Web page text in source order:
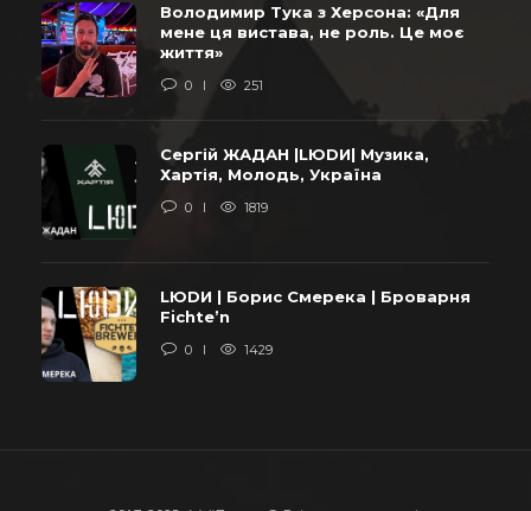
Володимир Тука з Херсона: «Для
мене ця вистава, не роль. Це моє
життя»
0 251
Сергій ЖАДАН |LЮDИ| Музика,
Хартія, Молодь, Україна
0 1819
LЮDИ | Борис Смерека | Броварня
Fichte’n
0 1429